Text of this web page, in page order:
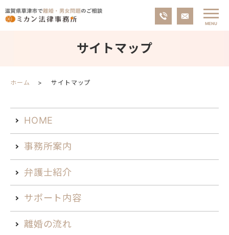
サイトマップ
ホーム サイトマップ
HOME
事務所案内
弁護士紹介
サポート内容
離婚の流れ